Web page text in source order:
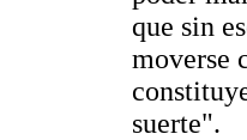
que sin
moverse
suerte".